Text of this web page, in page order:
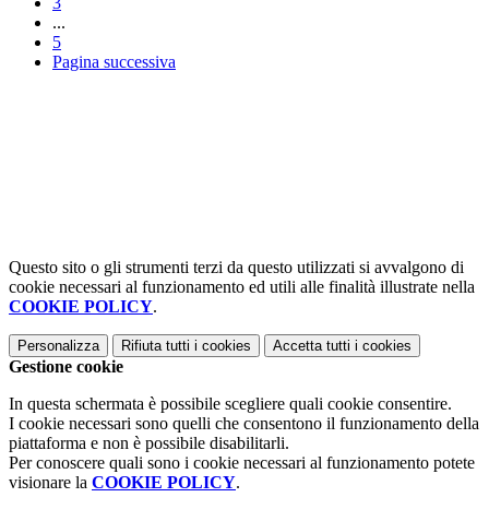
...
5
Pagina successiva
Questo sito o gli strumenti terzi da questo utilizzati si avvalgono di
cookie necessari al funzionamento ed utili alle finalità illustrate nella
COOKIE POLICY.
Personalizza Rifiuta tutti i cookies Accetta tutti i cookies
Gestione cookie
In questa schermata è possibile scegliere quali cookie consentire.
I cookie necessari sono quelli che consentono il funzionamento della
piattaforma e non è possibile disabilitarli.
Per conoscere quali sono i cookie necessari al funzionamento potete
visionare la COOKIE POLICY.